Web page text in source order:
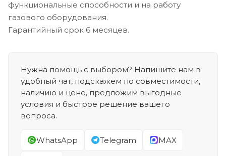
функциональные способности и на работу
газового оборудования.
Гарантийный срок 6 месяцев.
Нужна помощь с выбором? Напишите нам в
удобный чат, подскажем по совместимости,
наличию и цене, предложим выгодные
условия и быстрое решение вашего
вопроса.
WhatsApp Telegram MAX